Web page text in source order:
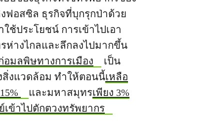
งฟอสซิล ธุรกิจที่บุกรุกป่าด้วย
ช้ประโยชน์ การเข้าไปเอา
ห่างไกลและลึกลงไปมากขึ้น
อมลพิษทางการเมือง
เป็น
สิ่งแวดล้อม ทำให้ตอนนี้เหลือ
และมหาสมุทรเพียง 3%
ข้าไปตักตวงทรัพยากร